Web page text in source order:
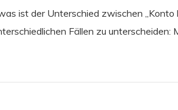
ist der Unterschied zwischen
Fällen zu